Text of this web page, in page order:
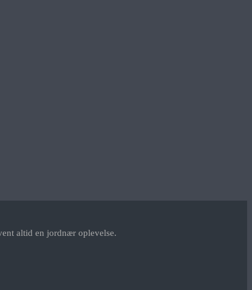
altid en jordnær oplevelse.